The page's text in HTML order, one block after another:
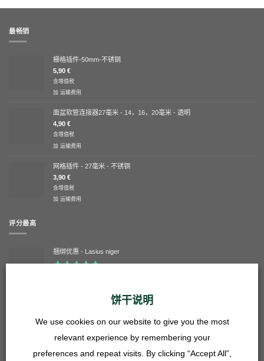
最畅销
栅格插件-50mm-不锈钢
5,90 €
含增值税
加 运输费用
面盆软管连接器27毫米 - 14，16，20毫米 - 透明
4,90 €
含增值税
加 运输费用
网格插件 - 27毫米 - 不锈钢
3,90 €
含增值税
加 运输费用
评分最高
捆绑优惠 - Lasius niger
饼干说明
We use cookies on our website to give you the most
relevant experience by remembering your
preferences and repeat visits. By clicking “Accept All”,